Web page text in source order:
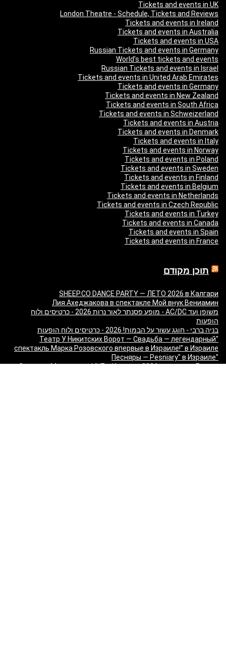
Tickets and events in UK
London Theatre - Schedule, Tickets and Reviews
Tickets and events in Ireland
Tickets and events in Australia
Tickets and events in USA
Russian Tickets and events in Germany
World’s best tickets and events
Russian Tickets and events in Israel
Tickets and events in United Arab Emirates
Tickets and events in Germany
Tickets and events in New Zealand
Tickets and events in South Africa
Tickets and events in Schweizerland
Tickets and events in Austria
Tickets and events in Denmark
Tickets and events in Italy
Tickets and events in Norway
Tickets and events in Poland
Tickets and events in Sweden
Tickets and events in Finland
Tickets and events in Belgium
Tickets and events in Netherlands
Tickets and events in Czech Republic
Tickets and events in Turkey
Tickets and events in Canada
Tickets and events in Spain
Tickets and events in France
תוכן מקודם
SHEEP.CO DANCE PARTY — ЛЕТО 2026 в Калгари
Лия Ахеджакова в спектакле Мой внук Вениамин
משופן ועד AC/DC - מופע פסנתר לאור נרות 2026 - כרטיסים ולוח
הופעות
בניה ברבי - חוגג עשור על הבמות! 2026 - כרטיסים ולוח הופעות
"Театр У Никитских Ворот — Свадьба — легендарный
спектакль Марка Розовского впервые в Израиле!" в Израиле
"Песняры — Pesniary" в Израиле
Отпетые Мошенники LIVE в Израиле 2026 — концерт Гарика